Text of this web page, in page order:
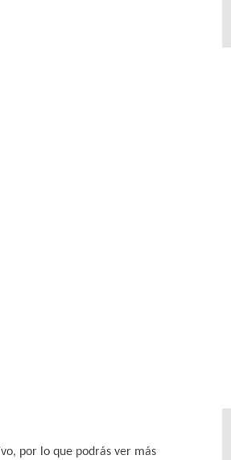
por lo que podrás ver más